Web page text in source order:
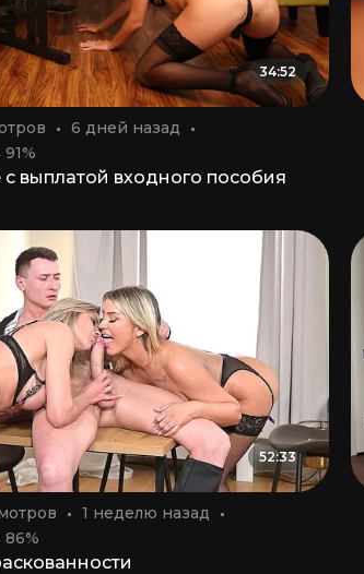
34:52
6 дней назад
выплатой входного пособия
52:33
1 неделю назад